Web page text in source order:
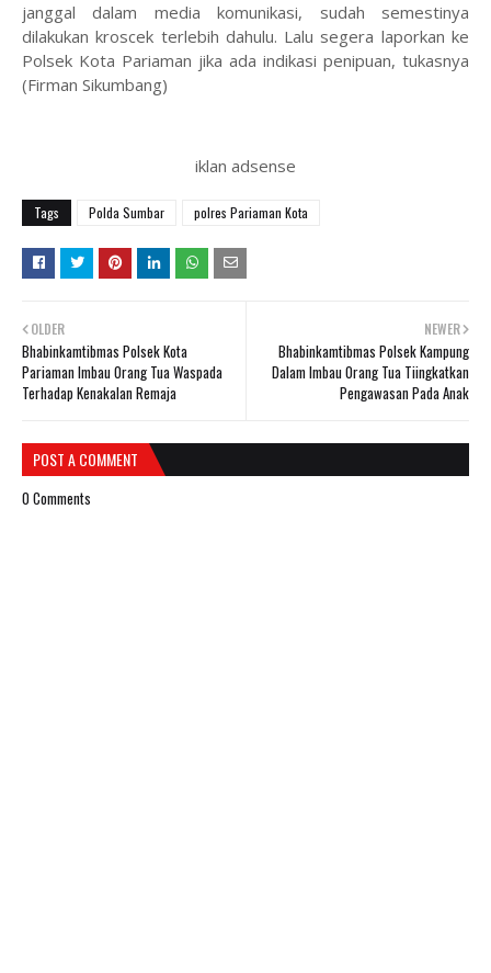
janggal dalam media komunikasi, sudah semestinya
dilakukan kroscek terlebih dahulu. Lalu segera laporkan ke
Polsek Kota Pariaman jika ada indikasi penipuan, tukasnya
(Firman Sikumbang)
iklan adsense
Tags Polda Sumbar polres Pariaman Kota
NEWER
Bhabinkamtibmas Polsek Kampung
Dalam Imbau Orang Tua Tiingkatkan
Pengawasan Pada Anak
OLDER
Bhabinkamtibmas Polsek Kota
Pariaman Imbau Orang Tua Waspada
Terhadap Kenakalan Remaja
POST A COMMENT
0 Comments